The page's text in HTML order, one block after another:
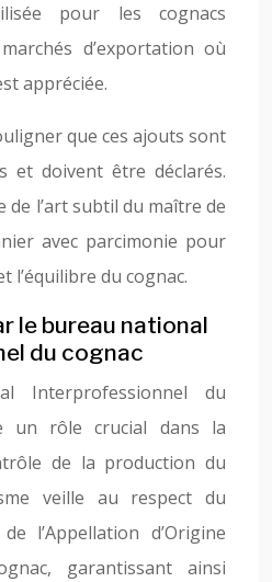
pour les cognacs
d’exportation où
appréciée.
que ces ajouts sont
et doivent être déclarés.
l’art subtil du maître de
avec parcimonie pour
l’équilibre du cognac.
le bureau national
du cognac
Interprofessionnel du
un rôle crucial dans la
de la production du
veille au respect du
l’Appellation d’Origine
garantissant ainsi